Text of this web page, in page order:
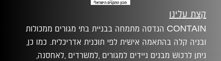
קצת עלינו
CONTAIN הנדסה מתמחה בבניית בתי מגורים ממכולות
ובניה קלה בהתאמה אישית לפי תוכנית אדריכלית. כמו כן,
ניתן לרכוש מבנים ניידים למגורים ,למשרדים ,לאחסנה,